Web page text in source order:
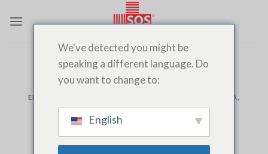
ARCHIVOS DE CATEGORÍA:URGENCES
ENFERMEDAD MÉDICO DE GUARDIA
EMERGENCIAS,MÉDICOS DE URGENCIAS
Deshidratación grave: comprensión y
acción
We've detected you might be
speaking a different language. Do
you want to change to:
English